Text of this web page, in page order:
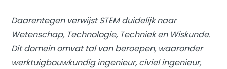
Daarentegen verwijst STEM duidelijk naar
Wetenschap, Technologie, Techniek en Wiskunde.
Dit domein omvat tal van beroepen, waaronder
werktuigbouwkundig ingenieur, civiel ingenieur,